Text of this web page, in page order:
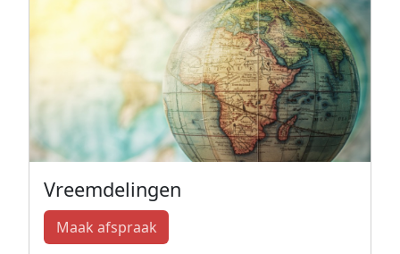
Vreemdelingen
Maak afspraak